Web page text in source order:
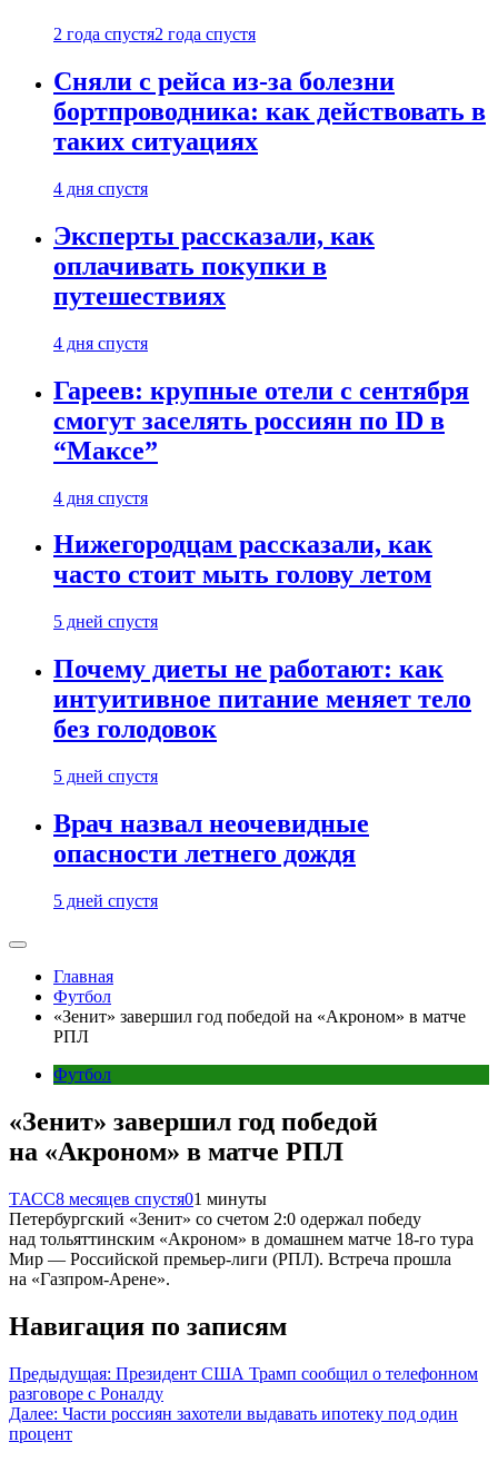
2 года спустя2 года спустя
Сняли с рейса из-за болезни
бортпроводника: как действовать в
таких ситуациях
4 дня спустя
Эксперты рассказали, как
оплачивать покупки в
путешествиях
4 дня спустя
Гареев: крупные отели с сентября
смогут заселять россиян по ID в
“Максе”
4 дня спустя
Нижегородцам рассказали, как
часто стоит мыть голову летом
5 дней спустя
Почему диеты не работают: как
интуитивное питание меняет тело
без голодовок
5 дней спустя
Врач назвал неочевидные
опасности летнего дождя
5 дней спустя
Главная
Футбол
«Зенит» завершил год победой на «Акроном» в матче
РПЛ
Футбол
«Зенит» завершил год победой
на «Акроном» в матче РПЛ
ТАСС8 месяцев спустя01 минуты
Петербургский «Зенит» со счетом 2:0 одержал победу
над тольяттинским «Акроном» в домашнем матче 18-го тура
Мир — Российской премьер-лиги (РПЛ). Встреча прошла
на «Газпром-Арене».
Навигация по записям
Предыдущая: Президент США Трамп сообщил о телефонном
разговоре с Роналду
Далее: Части россиян захотели выдавать ипотеку под один
процент